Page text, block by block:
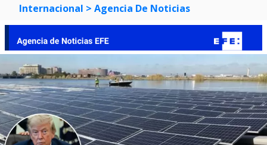
Internacional > Agencia De Noticias